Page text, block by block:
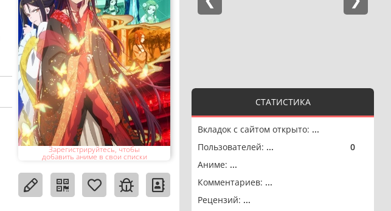
СТАТИСТИКА
Вкладок с сайтом открыто: ...
Пользователей: ... 0
Аниме: ...
Комментариев: ...
Рецензий: ...
Зарегистрируйтесь, чтобы
добавить аниме в свои списки